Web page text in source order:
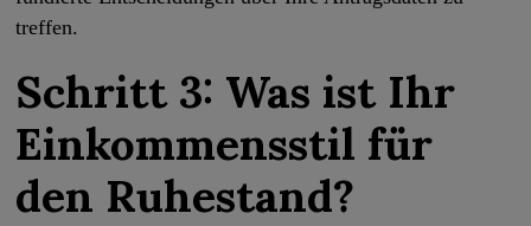
treffen.
Schritt 3: Was ist Ihr
Einkommensstil für
den Ruhestand?